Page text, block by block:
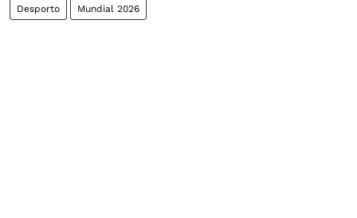
Desporto Mundial 2026